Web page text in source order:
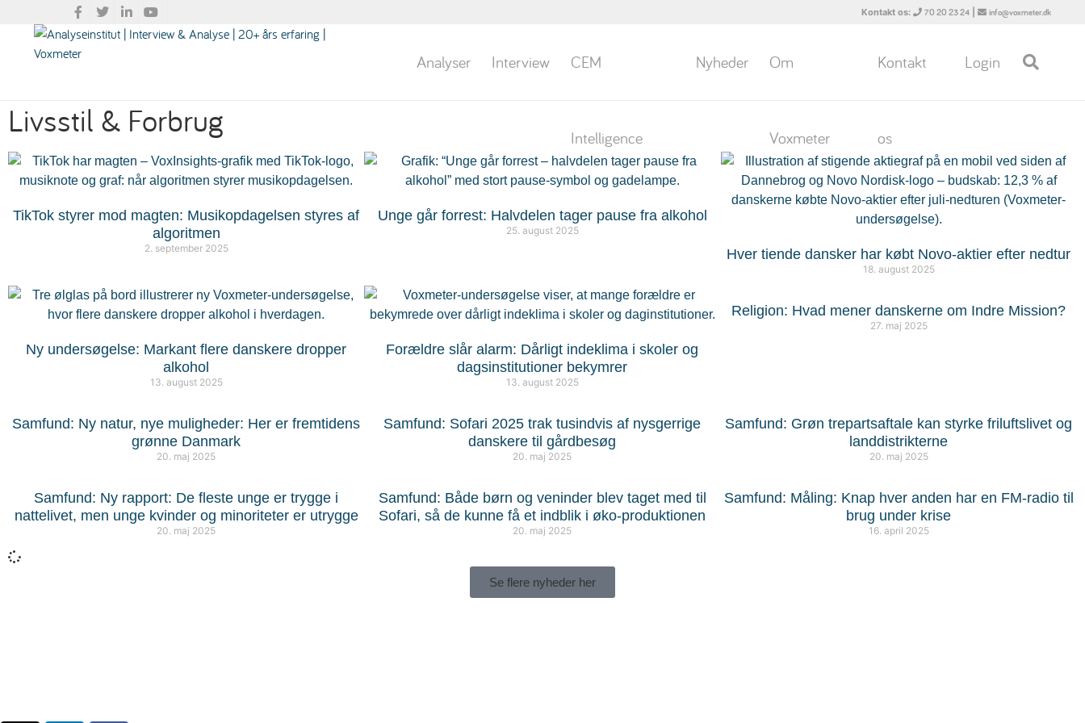
Kontakt os: 70 20 23 24 | info@voxmeter.dk
Analyser Interview CEM
Intelligence
Nyheder Om
Voxmeter
Kontakt
os
Login
Livsstil & Forbrug
TikTok styrer mod magten: Musikopdagelsen styres af
algoritmen
2. september 2025
Unge går forrest: Halvdelen tager pause fra alkohol
25. august 2025
Hver tiende dansker har købt Novo-aktier efter nedtur
18. august 2025
Ny undersøgelse: Markant flere danskere dropper
alkohol
13. august 2025
Forældre slår alarm: Dårligt indeklima i skoler og
dagsinstitutioner bekymrer
13. august 2025
Religion: Hvad mener danskerne om Indre Mission?
27. maj 2025
Samfund: Ny natur, nye muligheder: Her er fremtidens
grønne Danmark
20. maj 2025
Samfund: Sofari 2025 trak tusindvis af nysgerrige
danskere til gårdbesøg
20. maj 2025
Samfund: Grøn trepartsaftale kan styrke friluftslivet og
landdistrikterne
20. maj 2025
Samfund: Ny rapport: De fleste unge er trygge i
nattelivet, men unge kvinder og minoriteter er utrygge
20. maj 2025
Samfund: Både børn og veninder blev taget med til
Sofari, så de kunne få et indblik i øko-produktionen
20. maj 2025
Samfund: Måling: Knap hver anden har en FM-radio til
brug under krise
16. april 2025
Se flere nyheder her